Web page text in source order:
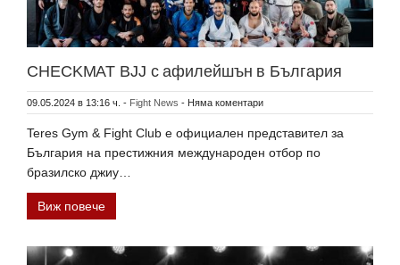
CHECKMAT BJJ с афилейшън в България
09.05.2024 в 13:16 ч. - Fight News - Няма коментари
Teres Gym & Fight Club е официален представител за
България на престижния международен отбор по
бразилско джиу…
Виж повече